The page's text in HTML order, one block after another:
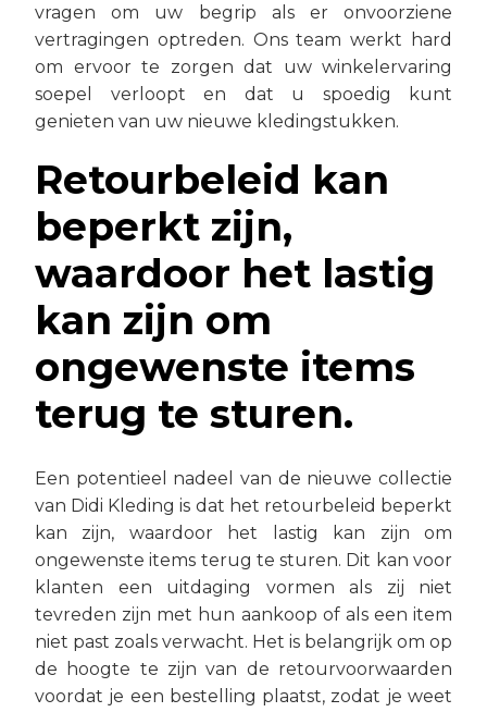
vragen om uw begrip als er onvoorziene
vertragingen optreden. Ons team werkt hard
om ervoor te zorgen dat uw winkelervaring
soepel verloopt en dat u spoedig kunt
genieten van uw nieuwe kledingstukken.
Retourbeleid kan
beperkt zijn,
waardoor het lastig
kan zijn om
ongewenste items
terug te sturen.
Een potentieel nadeel van de nieuwe collectie
van Didi Kleding is dat het retourbeleid beperkt
kan zijn, waardoor het lastig kan zijn om
ongewenste items terug te sturen. Dit kan voor
klanten een uitdaging vormen als zij niet
tevreden zijn met hun aankoop of als een item
niet past zoals verwacht. Het is belangrijk om op
de hoogte te zijn van de retourvoorwaarden
voordat je een bestelling plaatst, zodat je weet